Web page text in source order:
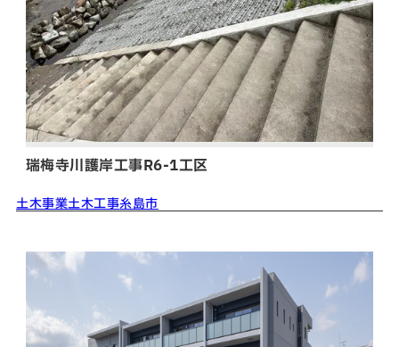
瑞梅寺川護岸工事R6-1工区
土木事業土木工事糸島市